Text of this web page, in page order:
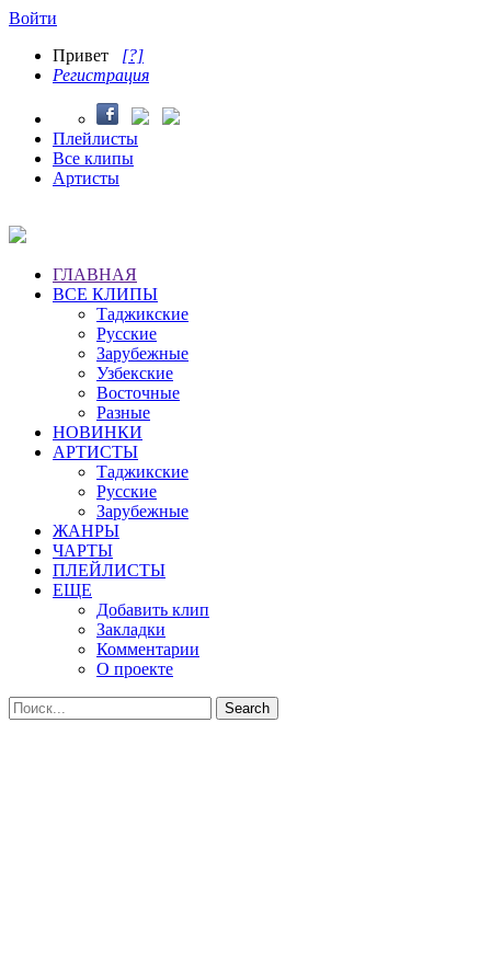
Войти
Привет [?]
Регистрация
Плейлисты
Все клипы
Артисты
ГЛАВНАЯ
ВСЕ КЛИПЫ
Таджикские
Русские
Зарубежные
Узбекские
Восточные
Разные
НОВИНКИ
АРТИСТЫ
Таджикские
Русские
Зарубежные
ЖАНРЫ
ЧАРТЫ
ПЛЕЙЛИСТЫ
ЕЩЕ
Добавить клип
Закладки
Комментарии
О проекте